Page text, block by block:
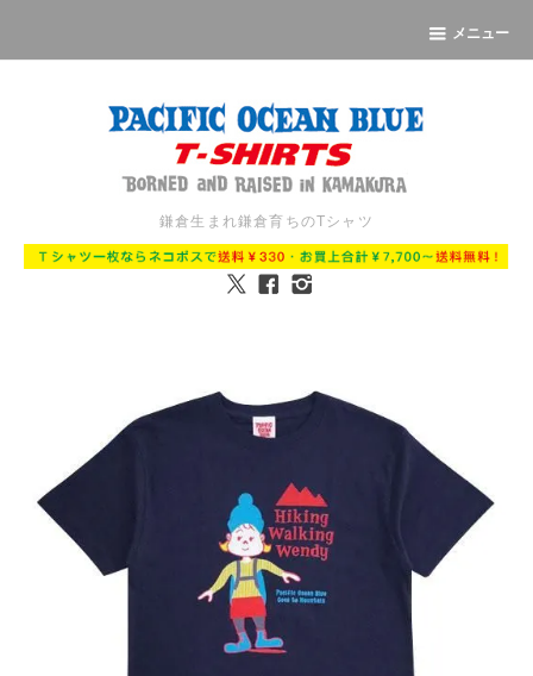
メニュー
鎌倉生まれ鎌倉育ちのTシャツ